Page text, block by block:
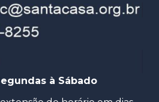
à Sábado